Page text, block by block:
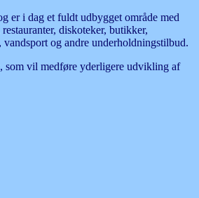
er i dag et fuldt udbygget område med
diskoteker, butikker,
og andre underholdningstilbud.
som vil medføre yderligere udvikling af